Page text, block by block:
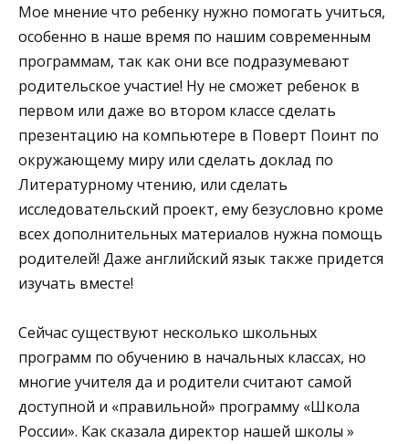
Мое мнение что ребенку нужно помогать учиться,
особенно в наше время по нашим современным
программам, так как они все подразумевают
родительское участие! Ну не сможет ребенок в
первом или даже во втором классе сделать
презентацию на компьютере в Поверт Поинт по
окружающему миру или сделать доклад по
Литературному чтению, или сделать
исследовательский проект, ему безусловно кроме
всех дополнительных материалов нужна помощь
родителей! Даже английский язык также придется
изучать вместе!
Сейчас существуют несколько школьных
программ по обучению в начальных классах, но
многие учителя да и родители считают самой
доступной и «правильной» программу «Школа
России». Как сказала директор нашей школы »